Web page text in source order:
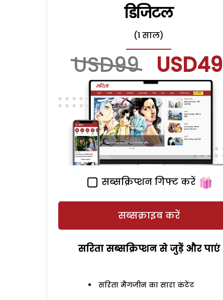
डिजिटल
(1 साल)
USD99 USD49
सब्सक्रिप्शन गिफ्ट करें
सब्सक्राइब करें
सरिता सब्सक्रिप्शन से जुड़ेें और पाएं
सरिता मैगजीन का सारा कंटेंट